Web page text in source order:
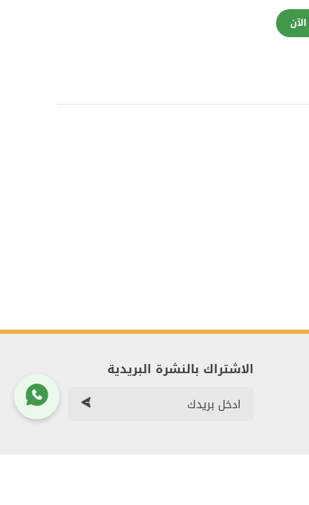
الاشتراك بالنشرة البريدية